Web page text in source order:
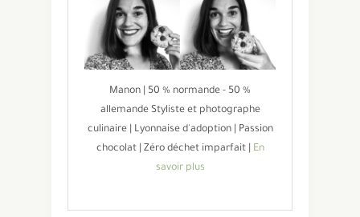
Manon | 50 % normande - 50 %
allemande Styliste et photographe
culinaire | Lyonnaise d'adoption | Passion
chocolat | Zéro déchet imparfait |
En
savoir plus